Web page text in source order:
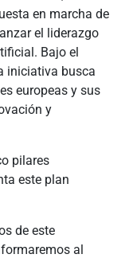
en marcha de
el liderazgo
Bajo el
iniciativa busca
europeas y sus
y
pilares
este plan
de este
al